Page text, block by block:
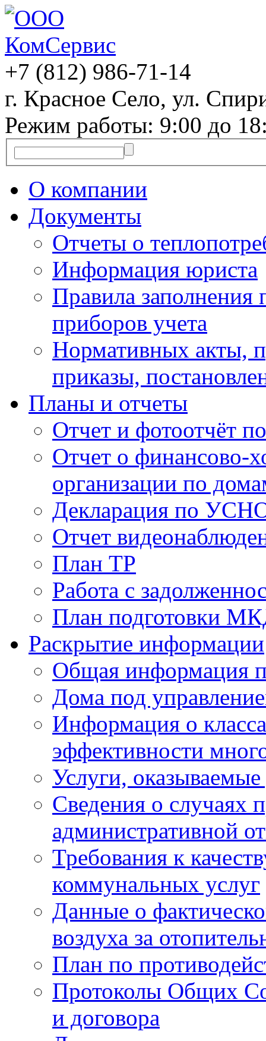
+7 (812) 986-71-14
г. Красное Село, ул.
Режим работы: 9:00 до
О компании
Документы
Отчеты о
Информация юриста
Правила заполнения
приборов учета
Нормативных акты,
приказы,
Планы и отчеты
Отчет и фотоотчёт
Отчет о финансово-
организации по
Декларация по
Отчет
План ТР
Работа с
План подготовки
Раскрытие информации
Общая информация
Дома под
Информация о
эффективности
Услуги,
Сведения о случаях
административной
Требования к
коммунальных услуг
Данные о
воздуха за
План по
Протоколы Общих
и договора